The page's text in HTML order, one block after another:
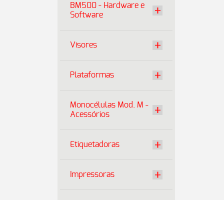
BM500 - Hardware e
Software
Visores
Plataformas
Monocélulas Mod. M -
Acessórios
Etiquetadoras
Impressoras